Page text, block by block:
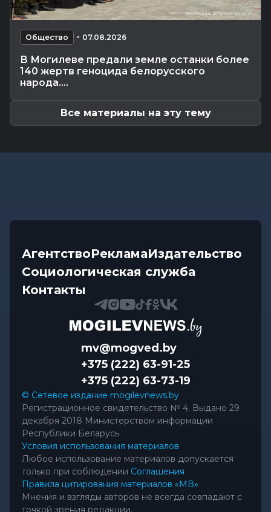
Какие ограничения действуют на водоемах
Могилевщины, рассказали...
Экономика 07.08.2026 14:16
Костюковичском районе
Общество 07.08.2026 13:46
В УСК по Могилевской области — новый
Общество - 07.08.2026
В Могилеве предали земле останки более
140 жертв геноцида белорусского
народа....
Все материалы на эту тему
АгентствоРекламаИздательство
Социологическая служба
Контакты
mv@mogved.by
+375 (222) 63-91-25
+375 (222) 63-73-19
© Сетевое издание mogilevnews.by
Регистрационное свидетельство № 4. Выдано 29
декабря 2018 Министерством информации
Республики Беларусь
Условия использования материалов
Любое использование материалов допускается
только при соблюдении Соглашения
Правила цитирования материалов «МВ»
Мнения и взгляды авторов не всегда совпадают с
точкой зрения редакции.